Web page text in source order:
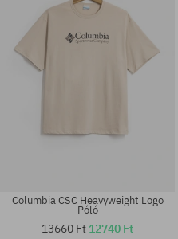
Columbia CSC Heavyweight Logo
Póló
13660 Ft 12740 Ft